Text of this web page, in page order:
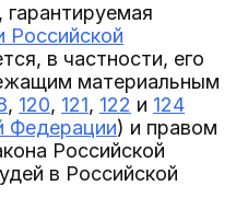
Российской
в частности, его
материальным
, 120, 121, 122 и 124
Федерации) и правом
Российской
в Российской